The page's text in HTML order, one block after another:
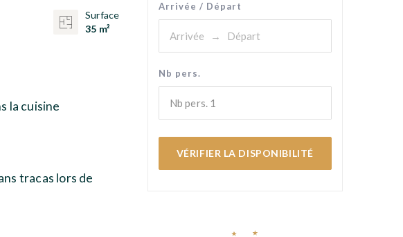
Surface
35 m²
la cuisine
tracas lors de
Arrivée / Départ
Nb pers.
Nb pers. 1
VÉRIFIER LA DISPONIBILITÉ